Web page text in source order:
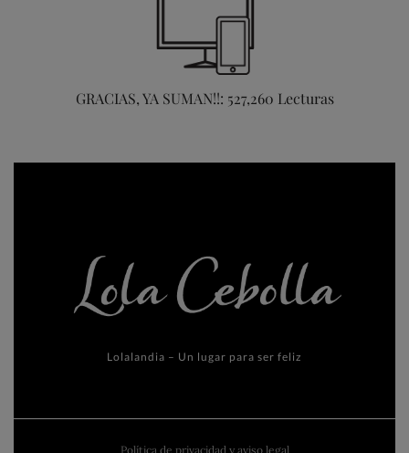
GRACIAS, YA SUMAN!!: 527,260 Lecturas
Lolalandia – Un lugar para ser feliz
Política de privacidad y aviso legal